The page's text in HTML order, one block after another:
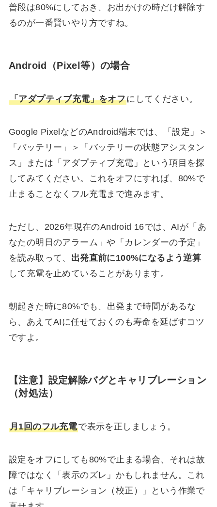
普段は80%にしておき、お出かけの時だけ解除す
るのが一番賢いやり方ですね。
Android（Pixel等）の場合
「アダプティブ充電」をオフにしてください。
Google PixelなどのAndroid端末では、「設定」＞
「バッテリー」＞「バッテリーの状態アシスタン
ス」または「アダプティブ充電」という項目を探
してみてください。これをオフにすれば、80%で
止まることなくフル充電まで進みます。
ただし、2026年現在のAndroid 16では、AIが「あ
なたの明日のアラーム」や「カレンダーの予定」
を読み取って、 出発直前に100%になるよう逆算
して充電を止めていることがあります。
朝起きた時に80%でも、出発まで時間があるな
ら、あえてAIに任せておくのも寿命を延ばすコツ
ですよ。
【注意】設定解除バグとキャリブレーション
（対処法）
月1回のフル充電で表示を正しましょう。
設定をオフにしても80%で止まる場合、それは故
障ではなく「表示のズレ」かもしれません。これ
は「キャリブレーション（校正）」という作業で